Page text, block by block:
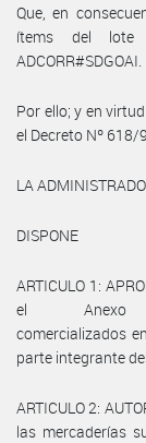
Que, en
ítems del lote
ADCORR#SDGOAI.
Por ello; y en
el Decreto Nº 618/
LA
DISPONE
ARTICULO 1:
el Anexo IF-
comercializados
parte integrante
ARTICULO 2:
las mercaderías